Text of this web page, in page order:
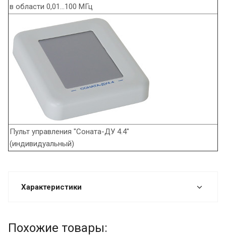
в области 0,01…100 МГц
Пульт управления "Соната-ДУ 4.4"
(индивидуальный)
Характеристики
Похожие товары: